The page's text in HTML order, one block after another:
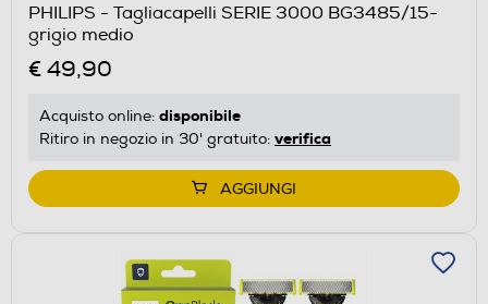
PHILIPS - Tagliacapelli SERIE 3000 BG3485/15-
grigio medio
€ 49,90
Acquisto online: disponibile
Ritiro in negozio in 30' gratuito: verifica
AGGIUNGI